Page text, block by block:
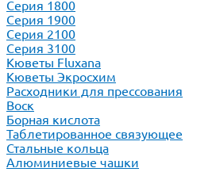
Серия 1800
Серия 1900
Серия 2100
Серия 3100
Кюветы Fluxana
Кюветы Экросхим
Расходники для прессования
Воск
Борная кислота
Таблетированное связующее
Стальные кольца
Алюминиевые чашки